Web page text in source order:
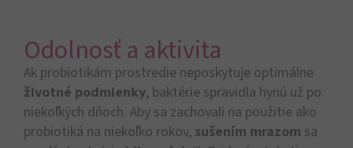
Odolnosť a aktivita
Ak probiotikám prostredie neposkytuje optimálne
životné podmienky, baktérie spravidla hynú už po
niekoľkých dňoch. Aby sa zachovali na použitie ako
probiotiká na niekoľko rokov, sušením mrazom sa